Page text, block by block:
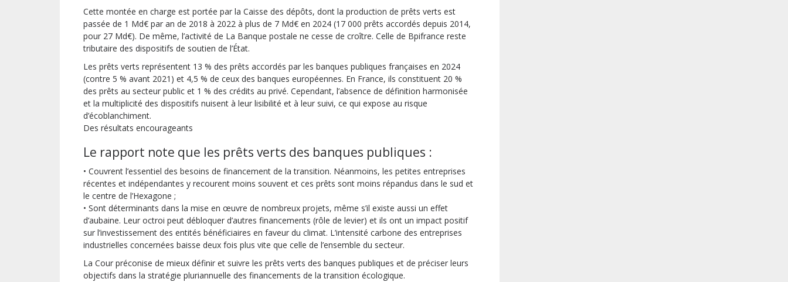
Cette montée en charge est portée par la Caisse des dépôts, dont la production de prêts verts est
passée de 1 Md€ par an de 2018 à 2022 à plus de 7 Md€ en 2024 (17 000 prêts accordés depuis 2014,
pour 27 Md€). De même, l’activité de La Banque postale ne cesse de croître. Celle de Bpifrance reste
tributaire des dispositifs de soutien de l’État.
Les prêts verts représentent 13 % des prêts accordés par les banques publiques françaises en 2024
(contre 5 % avant 2021) et 4,5 % de ceux des banques européennes. En France, ils constituent 20 %
des prêts au secteur public et 1 % des crédits au privé. Cependant, l’absence de définition harmonisée
et la multiplicité des dispositifs nuisent à leur lisibilité et à leur suivi, ce qui expose au risque
d’écoblanchiment.
Des résultats encourageants
Le rapport note que les prêts verts des banques publiques :
• Couvrent l’essentiel des besoins de financement de la transition. Néanmoins, les petites entreprises
récentes et indépendantes y recourent moins souvent et ces prêts sont moins répandus dans le sud et
le centre de l’Hexagone ;
• Sont déterminants dans la mise en œuvre de nombreux projets, même s’il existe aussi un effet
d’aubaine. Leur octroi peut débloquer d’autres financements (rôle de levier) et ils ont un impact positif
sur l’investissement des entités bénéficiaires en faveur du climat. L’intensité carbone des entreprises
industrielles concernées baisse deux fois plus vite que celle de l’ensemble du secteur.
La Cour préconise de mieux définir et suivre les prêts verts des banques publiques et de préciser leurs
objectifs dans la stratégie pluriannuelle des financements de la transition écologique.